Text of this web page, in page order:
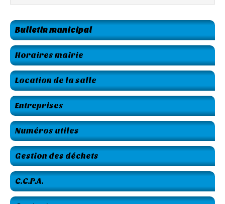
Bulletin municipal
Horaires mairie
Location de la salle
Entreprises
Numéros utiles
Gestion des déchets
C.C.P.A.